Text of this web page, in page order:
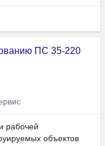
ПС 35-220
рабочей
объектов